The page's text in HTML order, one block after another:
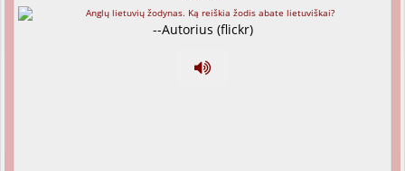
--Autorius (flickr)